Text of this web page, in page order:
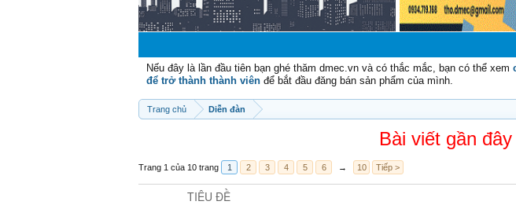
Nếu đây là lần đầu tiên bạn ghé thăm dmec.vn và có thắc mắc, bạn có thể xem
để trở thành thành viên để bắt đầu đăng bán sản phẩm của mình.
Trang chủ Diễn đàn
Bài viết gần đây
Trang 1 của 10 trang 1 2 3 4 5 6 → 10 Tiếp >
TIÊU ĐỀ